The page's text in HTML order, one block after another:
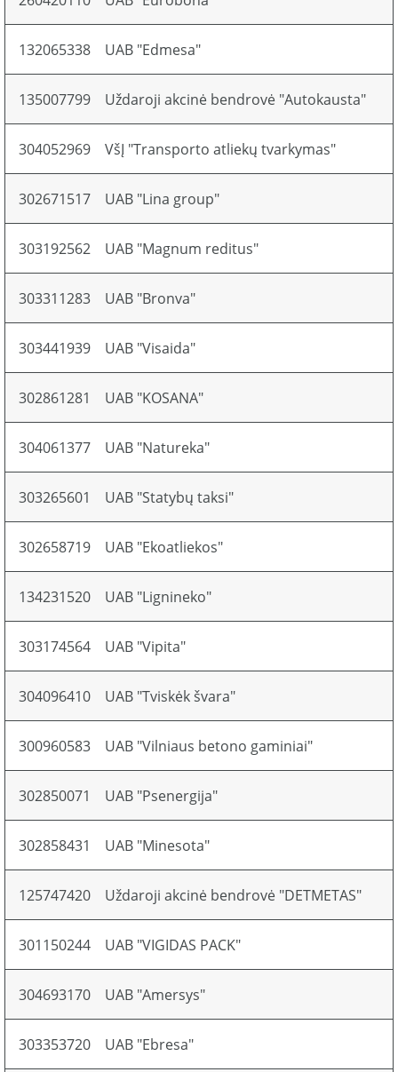
132065338 UAB "Edmesa"
135007799 Uždaroji akcinė bendrovė "Autokausta"
304052969 VšĮ "Transporto atliekų tvarkymas"
302671517 UAB "Lina group"
303192562 UAB "Magnum reditus"
303311283 UAB "Bronva"
303441939 UAB "Visaida"
302861281 UAB "KOSANA"
304061377 UAB "Natureka"
303265601 UAB "Statybų taksi"
302658719 UAB "Ekoatliekos"
134231520 UAB "Lignineko"
303174564 UAB "Vipita"
304096410 UAB "Tviskėk švara"
300960583 UAB "Vilniaus betono gaminiai"
302850071 UAB "Psenergija"
302858431 UAB "Minesota"
125747420 Uždaroji akcinė bendrovė "DETMETAS"
301150244 UAB "VIGIDAS PACK"
304693170 UAB "Amersys"
303353720 UAB "Ebresa"